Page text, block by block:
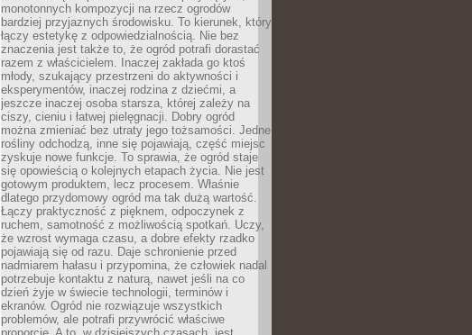
monotonnych kompozycji na rzecz ogrodów
bardziej przyjaznych środowisku. To kierunek, który
łączy estetykę z odpowiedzialnością. Nie bez
znaczenia jest także to, że ogród potrafi dorastać
razem z właścicielem. Inaczej zakłada go ktoś
młody, szukający przestrzeni do aktywności i
eksperymentów, inaczej rodzina z dziećmi, a
jeszcze inaczej osoba starsza, której zależy na
ciszy, cieniu i łatwej pielęgnacji. Dobry ogród
można zmieniać bez utraty jego tożsamości. Jedne
rośliny odchodzą, inne się pojawiają, część miejsc
zyskuje nowe funkcje. To sprawia, że ogród staje
się opowieścią o kolejnych etapach życia. Nie jest
gotowym produktem, lecz procesem. Właśnie
dlatego przydomowy ogród ma tak dużą wartość.
Łączy praktyczność z pięknem, odpoczynek z
ruchem, samotność z możliwością spotkań. Uczy,
że wzrost wymaga czasu, a dobre efekty rzadko
pojawiają się od razu. Daje schronienie przed
nadmiarem hałasu i przypomina, że człowiek nadal
potrzebuje kontaktu z naturą, nawet jeśli na co
dzień żyje w świecie technologii, terminów i
ekranów. Ogród nie rozwiązuje wszystkich
problemów, ale potrafi przywrócić właściwe